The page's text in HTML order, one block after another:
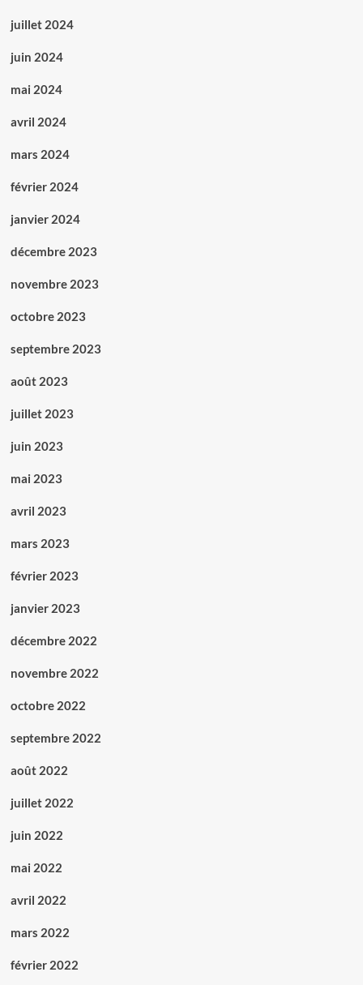
juillet 2024
juin 2024
mai 2024
avril 2024
mars 2024
février 2024
janvier 2024
décembre 2023
novembre 2023
octobre 2023
septembre 2023
août 2023
juillet 2023
juin 2023
mai 2023
avril 2023
mars 2023
février 2023
janvier 2023
décembre 2022
novembre 2022
octobre 2022
septembre 2022
août 2022
juillet 2022
juin 2022
mai 2022
avril 2022
mars 2022
février 2022